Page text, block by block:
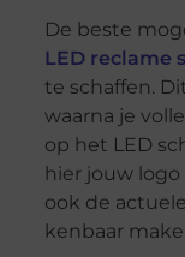
De beste
LED reclame
te schaffen.
waarna je
op het LED
hier jouw
ook de
kenbaar